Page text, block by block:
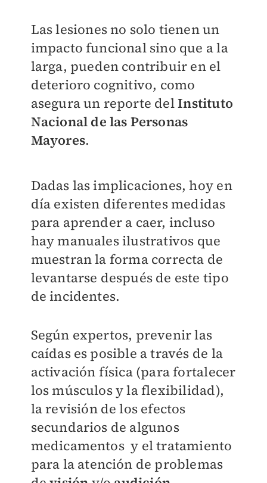
Las lesiones no solo tienen un
impacto funcional sino que a la
larga, pueden contribuir en el
deterioro cognitivo, como
asegura un reporte delInstituto
Nacional de las Personas
Mayores.
Dadas las implicaciones, hoy en
día existen diferentes medidas
para aprender a caer, incluso
hay manuales ilustrativos que
muestran la forma correcta de
levantarse después de este tipo
de incidentes.
Según expertos, prevenir las
caídas es posible a través de la
activación física (para fortalecer
los músculos y la flexibilidad),
la revisión de los efectos
secundarios de algunos
medicamentos y el tratamiento
para la atención de problemas